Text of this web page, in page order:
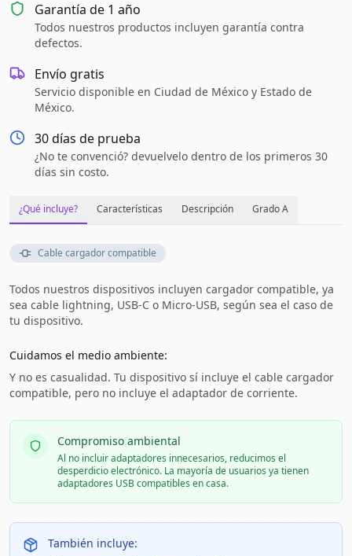
Garantía de 1 año
Todos nuestros productos incluyen garantía contra
defectos.
Envío gratis
Servicio disponible en Ciudad de México y Estado de
México.
30 días de prueba
¿No te convenció? devuelvelo dentro de los primeros 30
días sin costo.
¿Qué incluye? Características Descripción Grado A
Cable cargador compatible
Todos nuestros dispositivos incluyen cargador compatible, ya
sea cable lightning, USB-C o Micro-USB, según sea el caso de
tu dispositivo.
Cuidamos el medio ambiente:
Y no es casualidad. Tu dispositivo sí incluye el cable cargador
compatible, pero no incluye el adaptador de corriente.
Compromiso ambiental
Al no incluir adaptadores innecesarios, reducimos el
desperdicio electrónico. La mayoría de usuarios ya tienen
adaptadores USB compatibles en casa.
También incluye: